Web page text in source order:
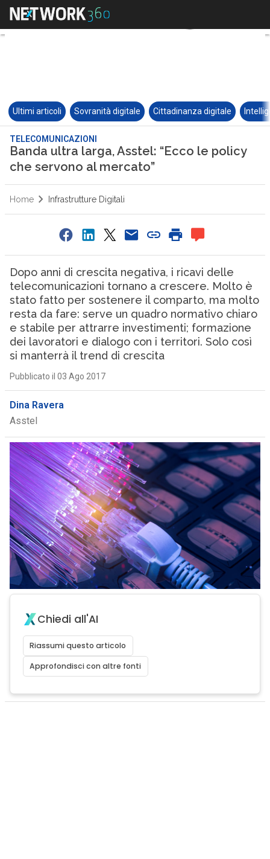
Ultimi articoli Sovranità digitale Cittadinanza digitale
TELECOMUNICAZIONI
Banda ultra larga, Asstel: “Ecco le policy
che servono al mercato”
Home Infrastrutture Digitali
Dopo anni di crescita negativa, i ricavi delle
telecomunicazioni tornano a crescere. Molto è
stato fatto per sostenere il comparto, ma molto
resta da fare: serve un quadro normativo chiaro
e stabile per attrarre investimenti; formazione
dei lavoratori e dialogo con i territori. Solo così
si manterrà il trend di crescita
Pubblicato il 03 Ago 2017
Dina Ravera
Asstel
Chiedi all'AI
Riassumi questo articolo
Approfondisci con altre fonti